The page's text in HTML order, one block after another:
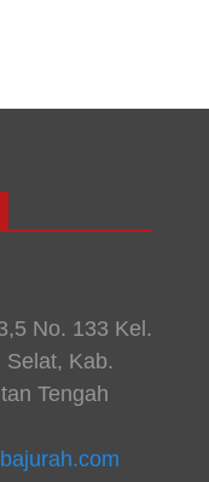
No. 133 Kel.
Selat, Kab.
Tengah